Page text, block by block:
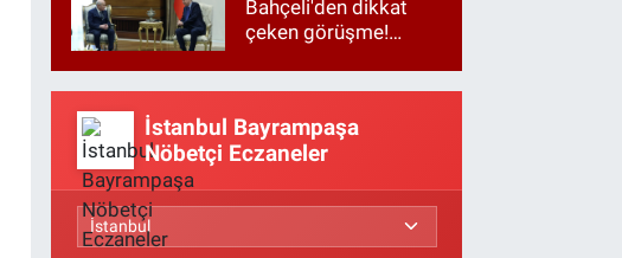
Bahçeli'den dikkat
çeken görüşme!
İstanbul Bayrampaşa
Nöbetçi Eczaneler